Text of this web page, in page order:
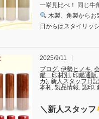
一挙見比べ！ 同じ牛
木製、角製からお
日からはスタイリッ
2025/9/11
ブログ, 伊勢ヒノキ,
鑑 印材別 , 印鑑通販 ,
カ), 新人スタッフ日記
本柘, 製品情報, 認印,
＼新人スタッフ